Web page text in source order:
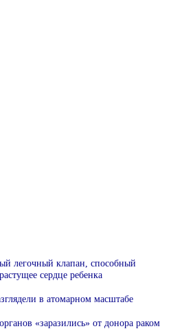
легочный клапан, способный
сердце ребенка
в атомарном масштабе
«заразились» от донора раком